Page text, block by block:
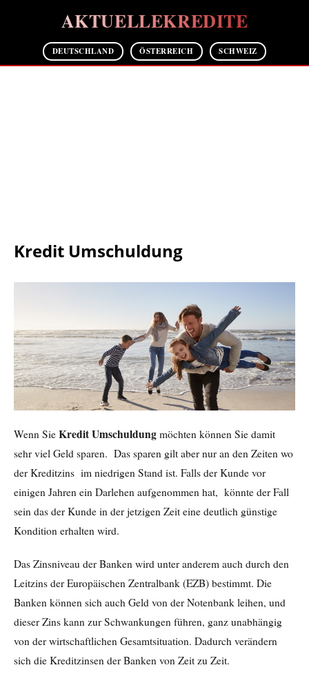
AKTUELLEKREDITE
DEUTSCHLAND ÖSTERREICH SCHWEIZ
Kredit Umschuldung
Wenn Sie Kredit Umschuldung möchten können Sie damit
sehr viel Geld sparen. Das sparen gilt aber nur an den Zeiten wo
der Kreditzins im niedrigen Stand ist. Falls der Kunde vor
einigen Jahren ein Darlehen aufgenommen hat, könnte der Fall
sein das der Kunde in der jetzigen Zeit eine deutlich günstige
Kondition erhalten wird.
Das Zinsniveau der Banken wird unter anderem auch durch den
Leitzins der Europäischen Zentralbank (EZB) bestimmt. Die
Banken können sich auch Geld von der Notenbank leihen, und
dieser Zins kann zur Schwankungen führen, ganz unabhängig
von der wirtschaftlichen Gesamtsituation. Dadurch verändern
sich die Kreditzinsen der Banken von Zeit zu Zeit.